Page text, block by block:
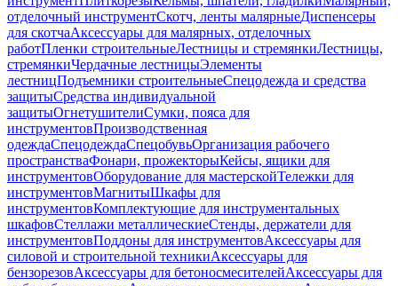
отделочный инструментСкотч, ленты малярныеДиспенсеры
для скотчаАксессуары для малярных, отделочных
работПленки строительныеЛестницы и стремянкиЛестницы,
стремянкиЧердачные лестницыЭлементы
лестницПодъемники строительныеСпецодежда и средства
защитыСредства индивидуальной
защитыОгнетушителиСумки, пояса для
инструментовПроизводственная
одеждаСпецодеждаСпецобувьОрганизация рабочего
пространстваФонари, прожекторыКейсы, ящики для
инструментовОборудование для мастерскойТележки для
инструментовМагнитыШкафы для
инструментовКомплектующие для инструментальных
шкафовСтеллажи металлическиеСтенды, держатели для
инструментовПоддоны для инструментовАксессуары для
силовой и строительной техникиАксессуары для
бензорезовАксессуары для бетоносмесителейАксессуары для